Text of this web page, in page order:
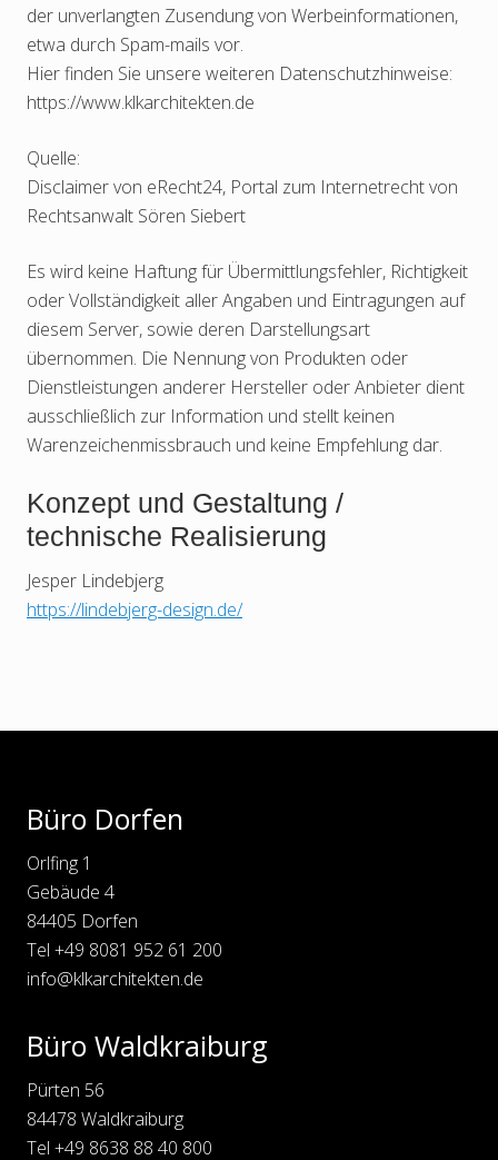
der unverlangten Zusendung von Werbeinformationen,
etwa durch Spam-mails vor.
Hier finden Sie unsere weiteren Datenschutzhinweise:
https://www.klkarchitekten.de
Quelle:
Disclaimer von eRecht24, Portal zum Internetrecht von
Rechtsanwalt Sören Siebert
Es wird keine Haftung für Übermittlungsfehler, Richtigkeit
oder Vollständigkeit aller Angaben und Eintragungen auf
diesem Server, sowie deren Darstellungsart
übernommen. Die Nennung von Produkten oder
Dienstleistungen anderer Hersteller oder Anbieter dient
ausschließlich zur Information und stellt keinen
Warenzeichenmissbrauch und keine Empfehlung dar.
Konzept und Gestaltung /
technische Realisierung
Jesper Lindebjerg
https://lindebjerg-design.de/
Büro Dorfen
Orlfing 1
Gebäude 4
84405 Dorfen
Tel +49 8081 952 61 200
info@klkarchitekten.de
Büro Waldkraiburg
Pürten 56
84478 Waldkraiburg
Tel +49 8638 88 40 800